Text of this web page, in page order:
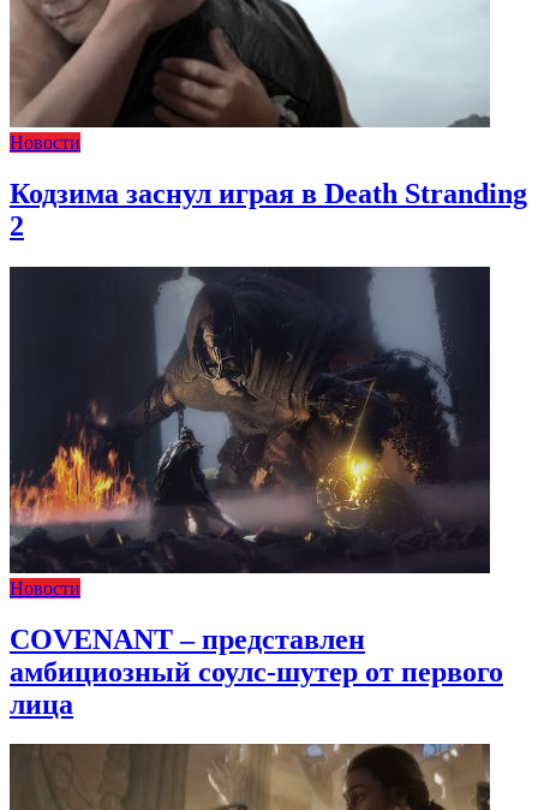
Новости
Кодзима заснул играя в Death Stranding
2
Новости
COVENANT – представлен
амбициозный соулс-шутер от первого
лица